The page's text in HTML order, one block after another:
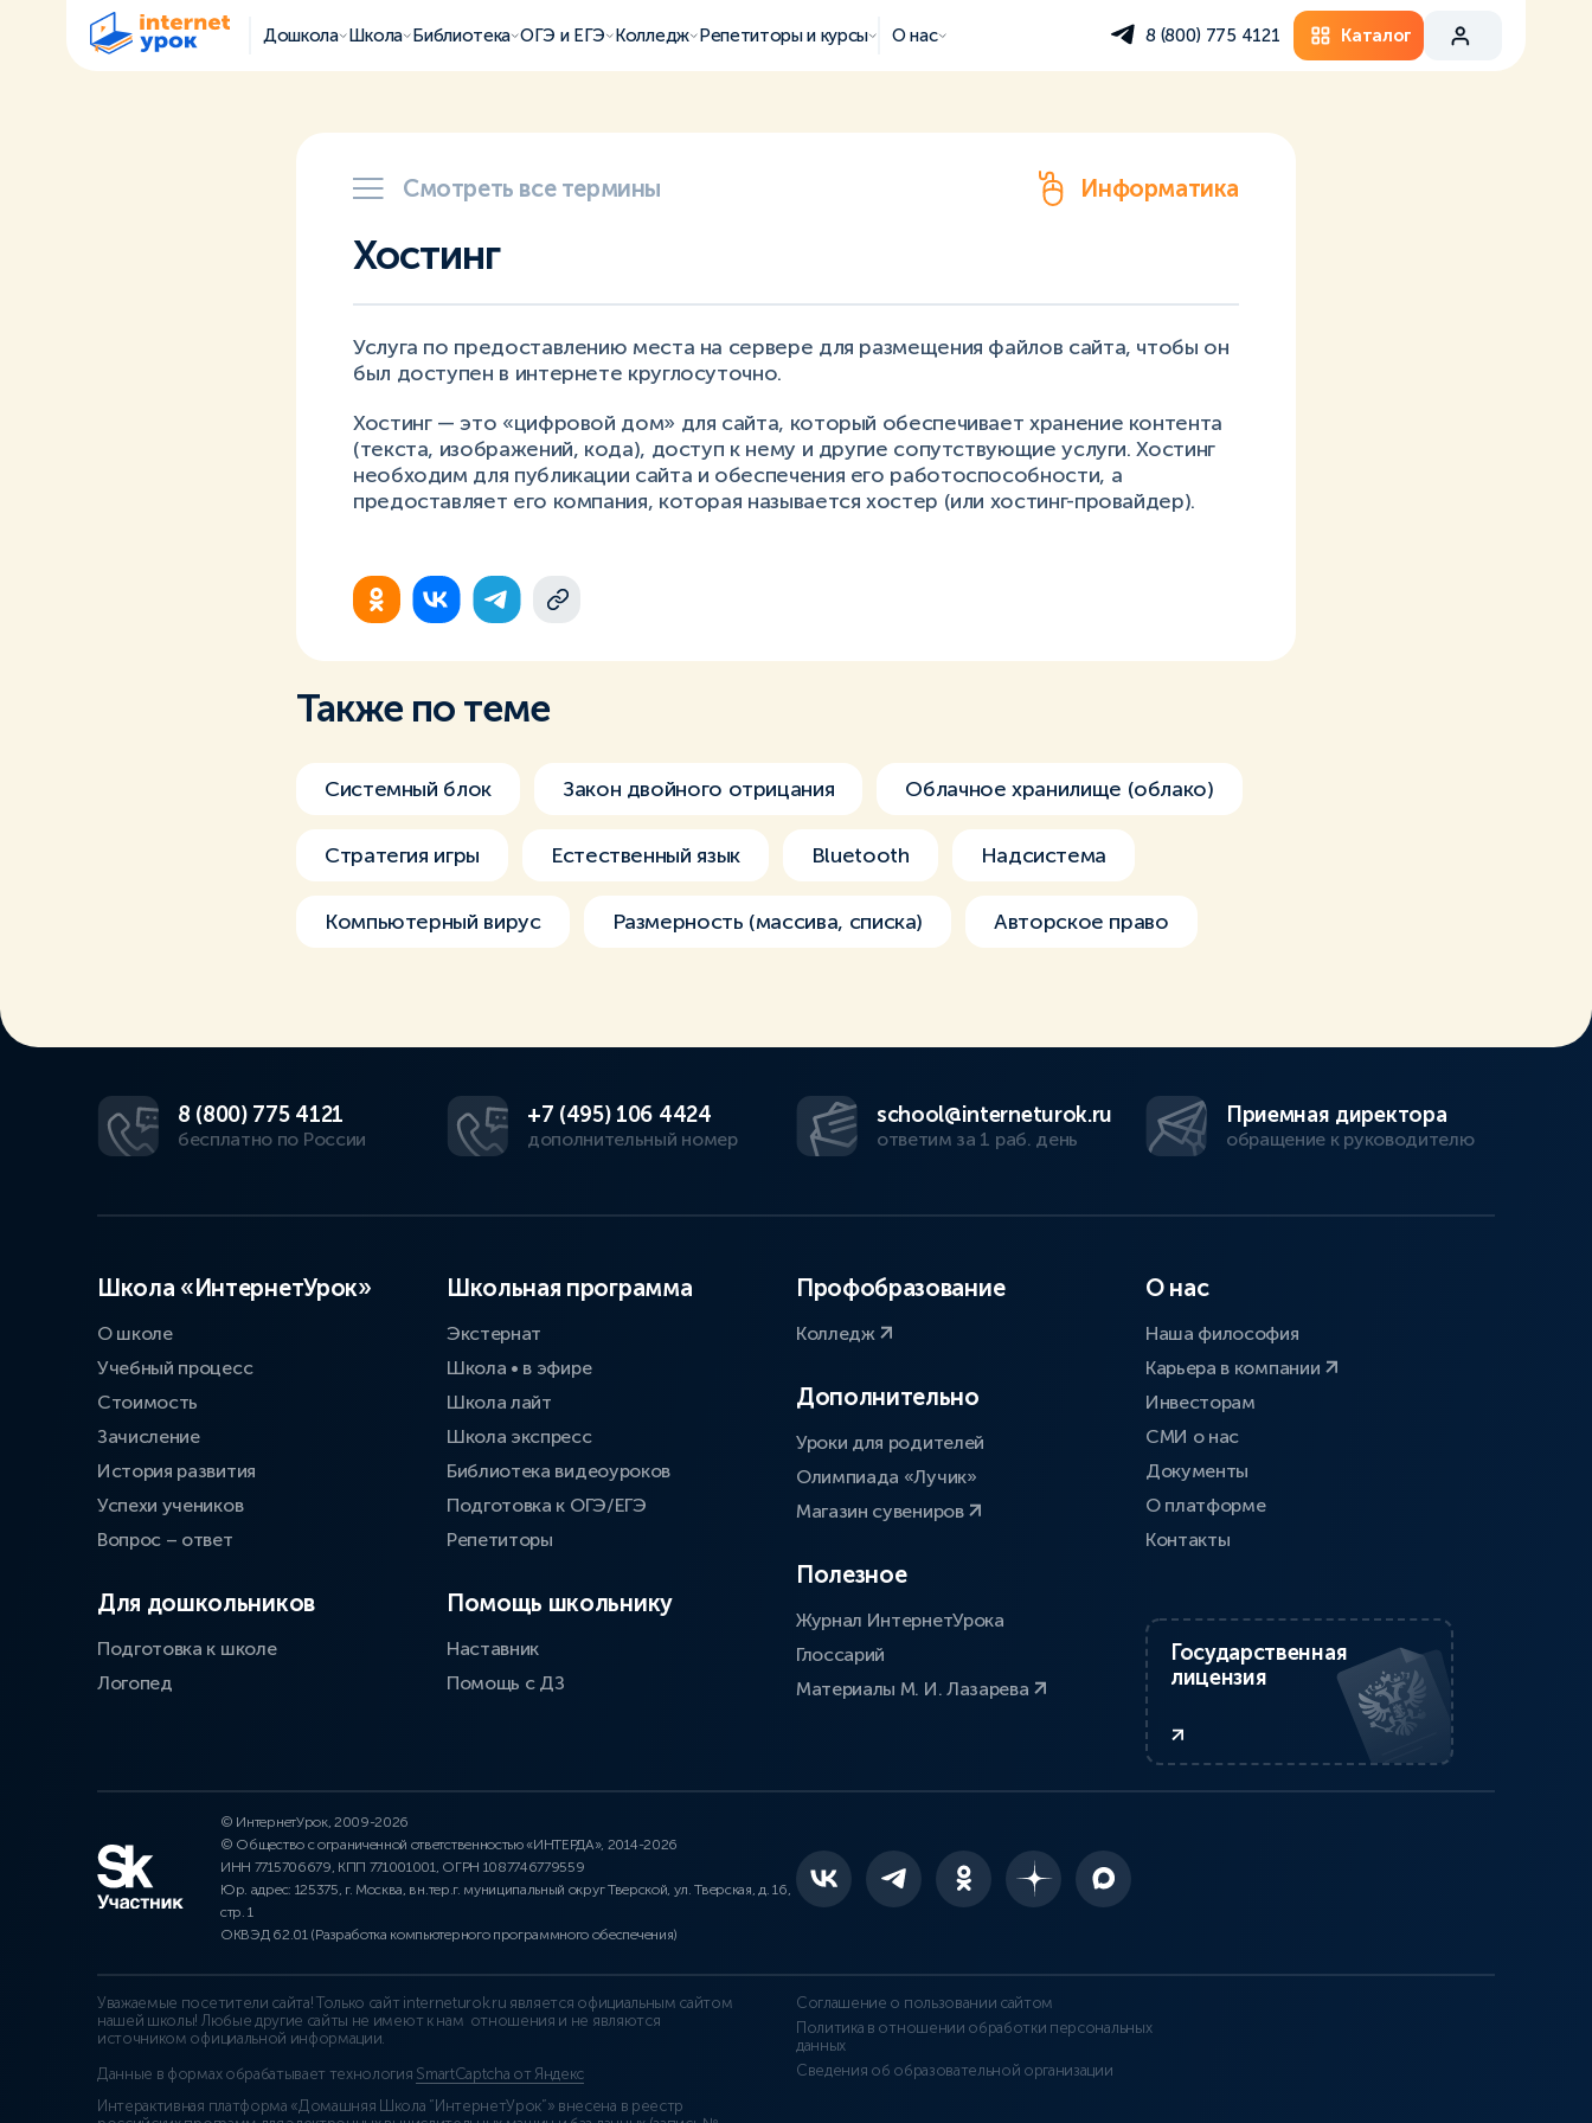
Дошкола Школа Библиотека ОГЭ и ЕГЭ Колледж Репетиторы и курсы О нас 8 (800) 775 4121 Каталог
Смотреть все термины Информатика
Хостинг
Услуга по предоставлению места на сервере для размещения файлов сайта, чтобы он
был доступен в интернете круглосуточно.
Хостинг — это «цифровой дом» для сайта, который обеспечивает хранение контента
(текста, изображений, кода), доступ к нему и другие сопутствующие услуги. Хостинг
необходим для публикации сайта и обеспечения его работоспособности, а
предоставляет его компания, которая называется хостер (или хостинг-провайдер).
Также по теме
Системный блок Закон двойного отрицания Облачное хранилище (облако)
Стратегия игры Естественный язык Bluetooth Надсистема
Компьютерный вирус Размерность (массива, списка) Авторское право
8 (800) 775 4121
бесплатно по России
+7 (495) 106 4424
дополнительный номер
school@interneturok.ru
ответим за 1 раб. день
Приемная директора
обращение к руководителю
Школа «ИнтернетУрок»
О школе
Учебный процесс
Стоимость
Зачисление
История развития
Успехи учеников
Вопрос – ответ
Для дошкольников
Подготовка к школе
Логопед
Школьная программа
Экстернат
Школа • в эфире
Школа лайт
Школа экспресс
Библиотека видеоуроков
Подготовка к ОГЭ/ЕГЭ
Репетиторы
Помощь школьнику
Наставник
Помощь с ДЗ
Профобразование
Колледж
Дополнительно
Уроки для родителей
Олимпиада «Лучик»
Магазин сувениров
Полезное
Журнал ИнтернетУрока
Глоссарий
Материалы М. И. Лазарева
О нас
Наша философия
Карьера в компании
Инвесторам
СМИ о нас
Документы
О платформе
Контакты
Государственная
лицензия
© ИнтернетУрок, 2009-2026
© Общество с ограниченной ответственностью «ИНТЕРДА», 2014-2026
ИНН 7715706679, КПП 771001001, ОГРН 1087746779559
Юр. адрес: 125375, г. Москва, вн.тер.г. муниципальный округ Тверской, ул. Тверская, д. 16,
стр. 1
ОКВЭД 62.01 (Разработка компьютерного программного обеспечения)
Уважаемые посетители сайта! Только сайт interneturok.ru является официальным сайтом
нашей школы! Любые другие сайты не имеют к нам отношения и не являются
источником официальной информации.
Данные в формах обрабатывает технология SmartCaptcha от Яндекс
Интерактивная платформа «Домашняя Школа “ИнтернетУрок”» внесена в реестр
Соглашение о пользовании сайтом
Политика в отношении обработки персональных
данных
Сведения об образовательной организации